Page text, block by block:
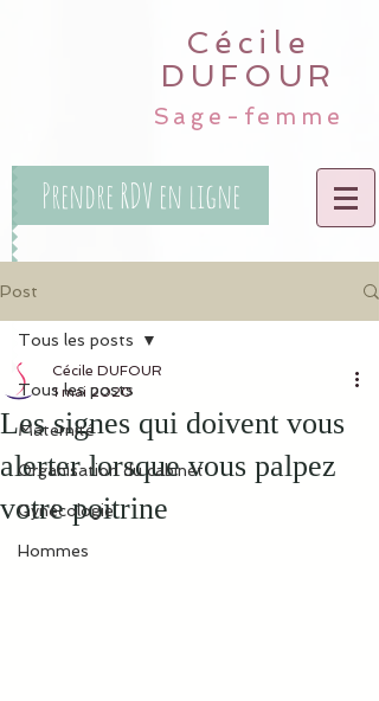
Cécile
DUFOUR
Sage-femme
Prendre RDV en ligne
Post
Tous les posts
Maternité
Organisation du cabinet
Gynécologie
Hommes
Tous les posts
Les signes qui doivent vous
alerter lorsque vous palpez
votre poitrine
Cécile DUFOUR
1 mai 2020